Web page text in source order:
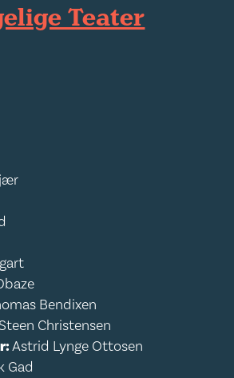
Teater
Bendixen
Christensen
Astrid Lynge Ottosen
Gad